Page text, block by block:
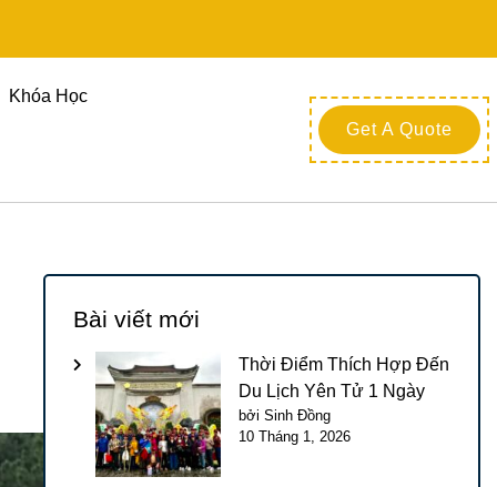
Khóa Học
Get A Quote
Bài viết mới
Thời Điểm Thích Hợp Đến
Du Lịch Yên Tử 1 Ngày
bởi Sinh Đồng
10 Tháng 1, 2026